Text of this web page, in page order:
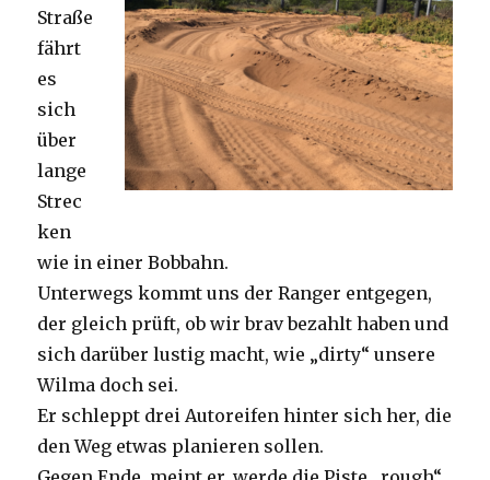
Straße
fährt
es
sich
über
lange
Strec
ken
wie in einer Bobbahn.
Unterwegs kommt uns der Ranger entgegen,
der gleich prüft, ob wir brav bezahlt haben und
sich darüber lustig macht, wie „dirty“ unsere
Wilma doch sei.
Er schleppt drei Autoreifen hinter sich her, die
den Weg etwas planieren sollen.